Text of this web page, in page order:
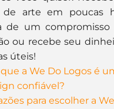
de arte em poucas
de um
ou recebe seu
úteis!
a We Do Logos é
confiável?
para escolher a